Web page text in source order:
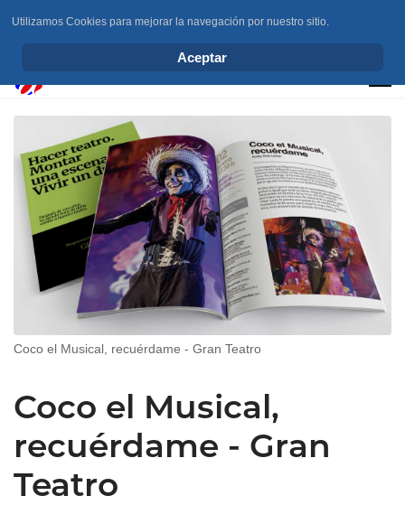
Coco el Musical, recuérdame - Gran Teatro
Coco el Musical,
recuérdame - Gran
Teatro
Utilizamos Cookies para mejorar la navegación por nuestro sitio.
Aceptar